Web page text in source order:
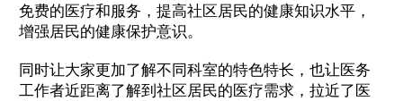
免费的医疗和服务，提高社区居民的健康知识水平，
增强居民的健康保护意识。
同时让大家更加了解不同科室的特色特长，也让医务
工作者近距离了解到社区居民的医疗需求，拉近了医